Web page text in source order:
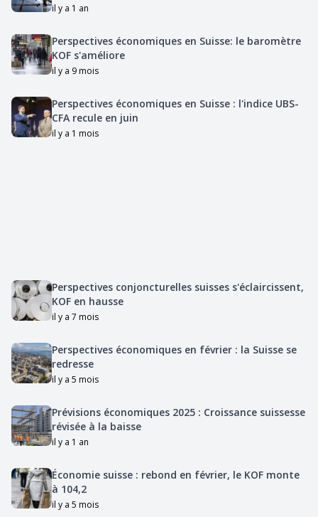
il y a 1 an
Perspectives économiques en Suisse: le baromètre
KOF s'améliore
il y a 9 mois
Perspectives économiques en Suisse : l'indice UBS-
CFA recule en juin
il y a 1 mois
Perspectives conjoncturelles suisses s'éclaircissent,
KOF en hausse
il y a 7 mois
Perspectives économiques en février : la Suisse se
redresse
il y a 5 mois
Prévisions économiques 2025 : Croissance suissesse
révisée à la baisse
il y a 1 an
Économie suisse : rebond en février, le KOF monte
à 104,2
il y a 5 mois